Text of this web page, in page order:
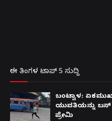
ಈ ತಿಂಗಳ ಟಾಪ್ 5 ಸುದ್ದಿ
ಬಂಟ್ವಾಳ: ಏಕಮುಖ
ಯುವತಿಯನ್ನು ಬಸ್
ಪ್ರೇಮಿ